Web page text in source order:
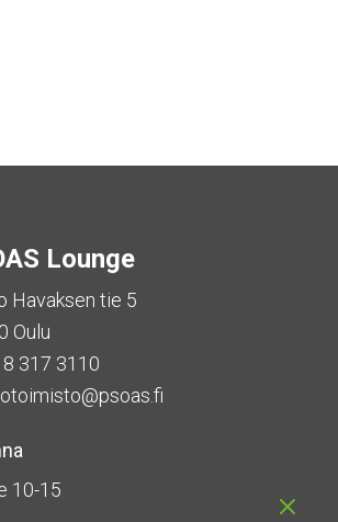
Lounge
Havaksen tie 5
Oulu
317 3110
10-15